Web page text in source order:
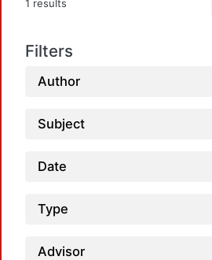
1 results
Filters
Author
Subject
Date
Type
Advisor